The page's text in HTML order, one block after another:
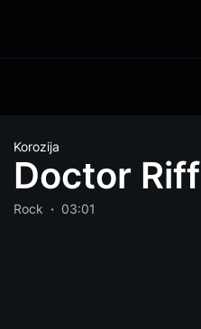
Korozija
Doctor Riff
Rock 03:01